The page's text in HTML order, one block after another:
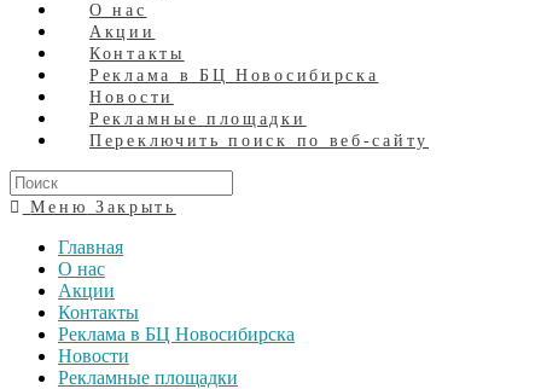
О нас
Акции
Контакты
Реклама в БЦ Новосибирска
Новости
Рекламные площадки
Переключить поиск по веб-сайту
Меню Закрыть
Главная
О нас
Акции
Контакты
Реклама в БЦ Новосибирска
Новости
Рекламные площадки